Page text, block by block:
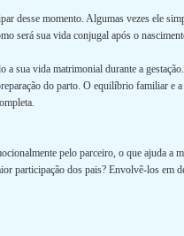
desse momento. Algumas vezes ele
será sua vida conjugal após o
a sua vida matrimonial durante a
do parto. O equilíbrio familiar e a
pelo parceiro, o que ajuda a
participação dos pais? Envolvê-los em